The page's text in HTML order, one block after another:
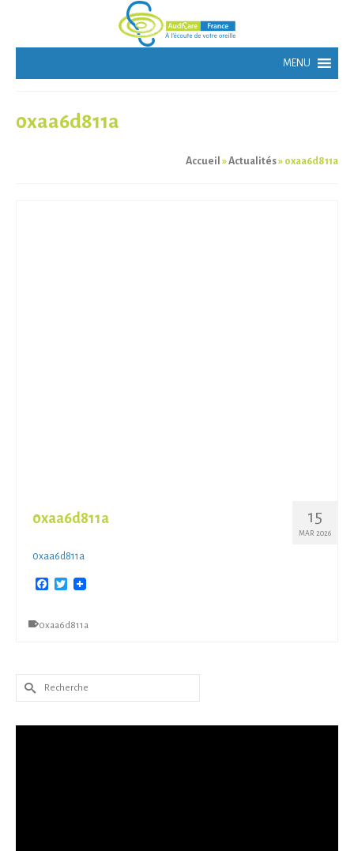
0xaa6d811a
Accueil »Actualités» 0xaa6d811a
15
MAR 2026
0xaa6d811a
0xaa6d811a
Facebook
Twitter
0xaa6d811a
Rechercher :